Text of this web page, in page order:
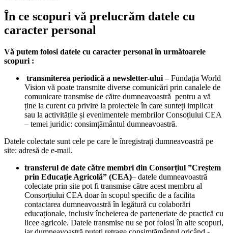
În ce scopuri vă prelucrăm datele cu
caracter personal
Vă putem folosi datele cu caracter personal în următoarele
scopuri :
transmiterea periodică a newsletter-ului – Fundația World
Vision vă poate transmite diverse comunicări prin canalele de
comunicare transmise de către dumneavoastră pentru a vă
ține la curent cu privire la proiectele în care sunteți implicat
sau la activitățile și evenimentele membrilor Consoțiului CEA
– temei juridic: consimțământul dumneavoastră.
Datele colectate sunt cele pe care le înregistrați dumneavoastră pe
site: adresă de e-mail.
transferul de date către membri din Consorțiul ”Creștem
prin Educație Agricolă” (CEA)– datele dumneavoastră
colectate prin site pot fi transmise către acest membru al
Consorțiului CEA doar în scopul specific de a facilita
contactarea dumneavoastră în legătură cu colaborări
educaționale, inclusiv încheierea de parteneriate de practică cu
licee agricole. Datele transmise nu se pot folosi în alte scopuri,